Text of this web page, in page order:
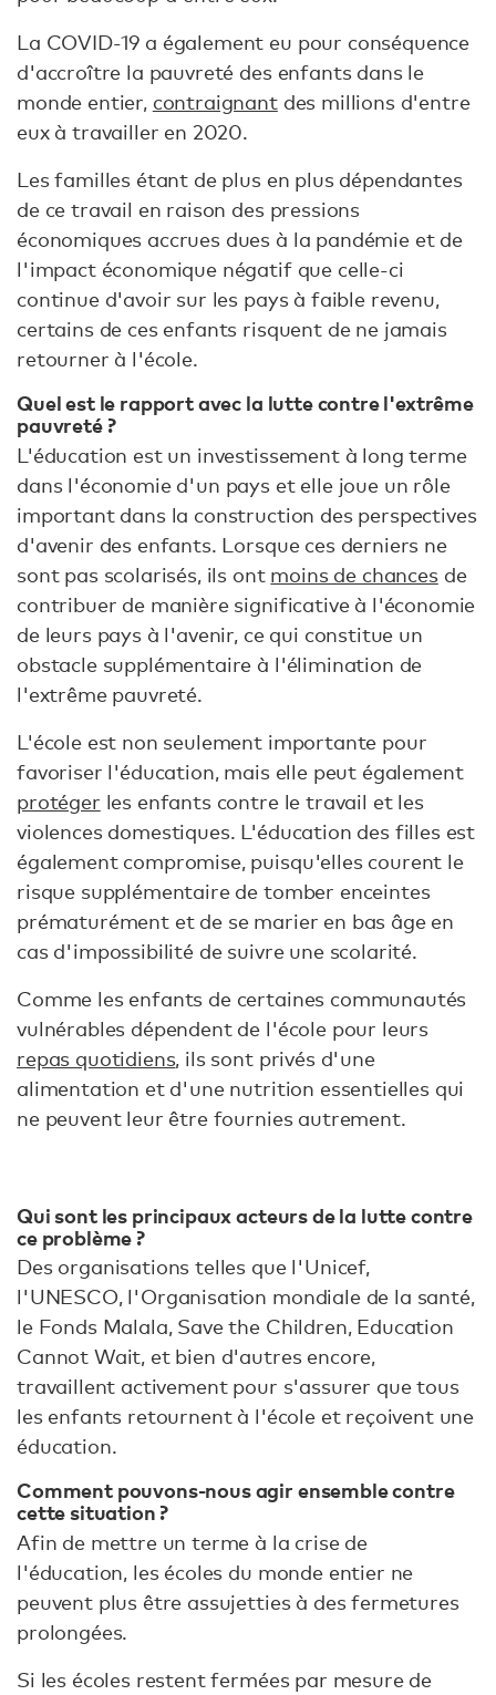
La COVID-19 a également eu pour conséquence
d'accroître la pauvreté des enfants dans le
monde entier, contraignantdes millions d'entre
eux à travailler en 2020.
Les familles étant de plus en plus dépendantes
de ce travail en raison des pressions
économiques accrues dues à la pandémie et de
l'impact économique négatif que celle-ci
continue d'avoir sur les pays à faible revenu,
certains de ces enfants risquent de ne jamais
retourner à l'école.
Quel est le rapport avec la lutte contre l'extrême
pauvreté ?
L'éducation est un investissement à long terme
dans l'économie d'un pays et elle joue un rôle
important dans la construction des perspectives
d'avenir des enfants. Lorsque ces derniers ne
sont pas scolarisés, ils ont moins de chancesde
contribuer de manière significative à l'économie
de leurs pays à l'avenir, ce qui constitue un
obstacle supplémentaire à l'élimination de
l'extrême pauvreté.
L'école est non seulement importante pour
favoriser l'éducation, mais elle peut également
protéger les enfants contre le travail et les
violences domestiques. L'éducation des filles est
également compromise, puisqu'elles courent le
risque supplémentaire de tomber enceintes
prématurément et de se marier en bas âge en
cas d'impossibilité de suivre une scolarité.
Comme les enfants de certaines communautés
vulnérables dépendent de l'école pour leurs
repas quotidiens, ils sont privés d'une
alimentation et d'une nutrition essentielles qui
ne peuvent leur être fournies autrement.
Qui sont les principaux acteurs de la lutte contre
ce problème ?
Des organisations telles que l'Unicef,
l'UNESCO, l'Organisation mondiale de la santé,
le Fonds Malala, Save the Children, Education
Cannot Wait, et bien d'autres encore,
travaillent activement pour s'assurer que tous
les enfants retournent à l'école et reçoivent une
éducation.
Comment pouvons-nous agir ensemble contre
cette situation ?
Afin de mettre un terme à la crise de
l'éducation, les écoles du monde entier ne
peuvent plus être assujetties à des fermetures
prolongées.
Si les écoles restent fermées par mesure de